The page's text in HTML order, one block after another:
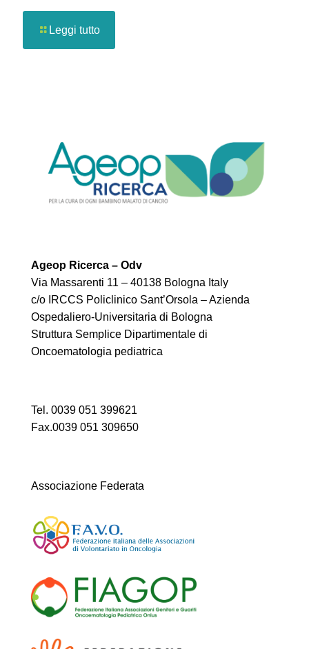
Leggi tutto
Ageop Ricerca – Odv
Via Massarenti 11 – 40138 Bologna Italy
c/o IRCCS Policlinico Sant’Orsola – Azienda
Ospedaliero-Universitaria di Bologna
Struttura Semplice Dipartimentale di
Oncoematologia pediatrica
Tel. 0039 051 399621
Fax.0039 051 309650
Associazione Federata